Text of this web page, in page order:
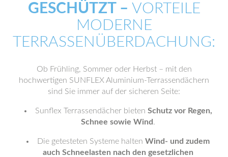
GESCHÜTZT – VORTEILE
MODERNE
TERRASSENÜBERDACHUNG:
Ob Frühling, Sommer oder Herbst – mit den
hochwertigen SUNFLEX Aluminium-Terrassendächern
sind Sie immer auf der sicheren Seite:
Sunflex Terrassendächer bieten Schutz vor Regen,
Schnee sowie Wind .
Die getesteten Systeme halten Wind- und zudem
auch Schneelasten nach den gesetzlichen